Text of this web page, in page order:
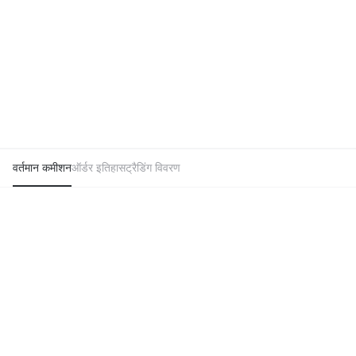
वर्तमान कमीशनऑर्डर इतिहासट्रैडिंग विवरण